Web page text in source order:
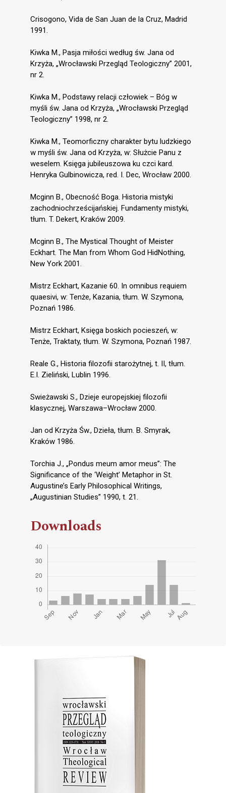
Crisogono, Vida de San Juan de la Cruz, Madrid
1991.
Kiwka M., Pasja miłości według św. Jana od
Krzyża, „Wrocławski Przegląd Teologiczny” 2001,
nr 2.
Kiwka M., Podstawy relacji człowiek – Bóg w
myśli św. Jana od Krzyża, „Wrocławski Przegląd
Teologiczny” 1998, nr 2.
Kiwka M., Teomorficzny charakter bytu ludzkiego
w myśli św. Jana od Krzyża, w: Służcie Panu z
weselem. Księga jubileuszowa ku czci kard.
Henryka Gulbinowicza, red. I. Dec, Wrocław 2000.
Mcginn B., Obecność Boga. Historia mistyki
zachodniochrześcijańskiej. Fundamenty mistyki,
tłum. T. Dekert, Kraków 2009.
Mcginn B., The Mystical Thought of Meister
Eckhart. The Man from Whom God HidNothing,
New York 2001.
Mistrz Eckhart, Kazanie 60. In omnibus reąuiem
quaesivi, w: Tenże, Kazania, tłum. W. Szymona,
Poznań 1986.
Mistrz Eckhart, Księga boskich pocieszeń, w:
Tenże, Traktaty, tłum. W. Szymona, Poznań 1987.
Reale G., Historia filozofii starożytnej, t. II, tłum.
E.I. Zieliński, Lublin 1996.
Swieżawski S., Dzieje europejskiej filozofii
klasycznej, Warszawa–Wrocław 2000.
Jan od Krzyża Św., Dzieła, tłum. B. Smyrak,
Kraków 1986.
Torchia J., „Pondus meum amor meus”: The
Significance of the ‘Weight’ Metaphor in St.
Augustine’s Early Philosophical Writings,
„Augustinian Studies” 1990, t. 21.
Downloads
Cover image